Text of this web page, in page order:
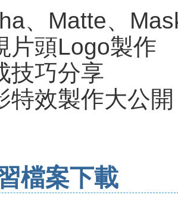
、Matte、
片頭Logo製作
技巧分享
特效製作大公開
檔案下載